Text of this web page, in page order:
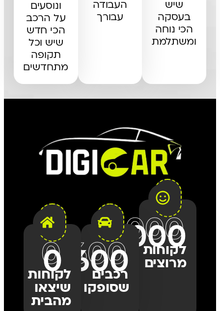
שיש
בעסקה
הכי נוחה
ומשתלמת
העבודה
עבורך
ונוסעים
על הרכב
הכי חדש
שיש וכל
תקופה
מתחדשים
1,000
+1,000
+
לקוחות
מרוצים
1,600
+1,600
+
רכבים
שסופקו
0
0
לקוחות
שיצאו
מהבית